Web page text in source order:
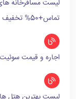
لیست مسافرخانه
تماس+50% تخفیف
اجاره و قیمت سوئیت در